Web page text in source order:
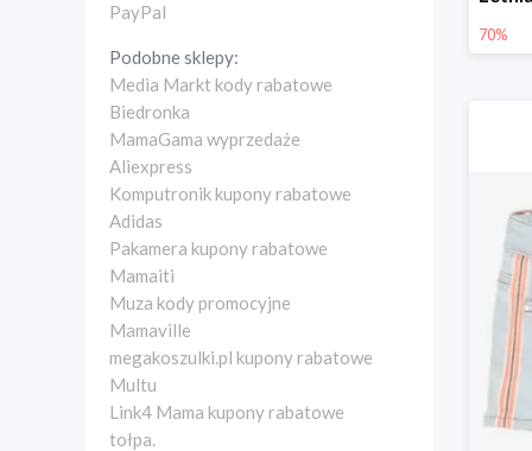
PayPal
Podobne sklepy:
Media Markt kody rabatowe
Biedronka
MamaGama wyprzedaże
Aliexpress
Komputronik kupony rabatowe
Adidas
Pakamera kupony rabatowe
Mamaiti
Muza kody promocyjne
Mamaville
megakoszulki.pl kupony rabatowe
Multu
Link4 Mama kupony rabatowe
tołpa.
70%